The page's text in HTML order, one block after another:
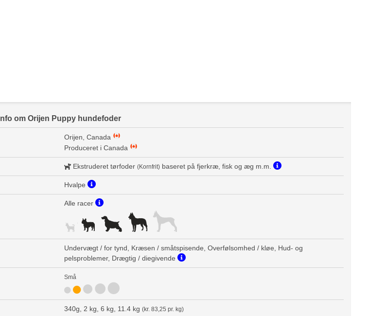
Info om Orijen Puppy hundefoder
Orijen, Canada
Produceret i Canada
Ekstruderet tørfoder (Kornfrit) baseret på fjerkræ, fisk og æg m.m.
Hvalpe
Alle racer
Undervægt / for tynd, Kræsen / småtspisende, Overfølsomhed / kløe, Hud- og
pelsproblemer, Drægtig / diegivende
Små
340g, 2 kg, 6 kg, 11.4 kg (kr. 83,25 pr. kg)